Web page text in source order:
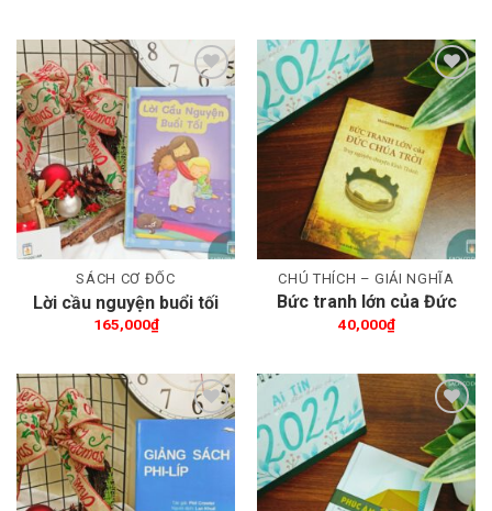
Thêm wishlist
SÁCH CƠ ĐỐC
Lời cầu nguyện buổi tối
165,000₫
Thêm wishlist
CHÚ THÍCH – GIẢI NGHĨA
Bức tranh lớn của Đức
Chúa Trời
40,000₫
Thêm wishlist Thêm wishlist